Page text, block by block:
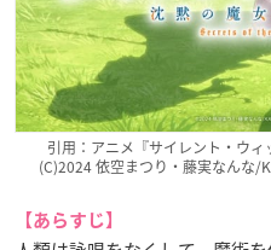
引用：アニメ『サイレント・ウィ
(C)2024 依空まつり・藤実なんな/
【あらすじ】